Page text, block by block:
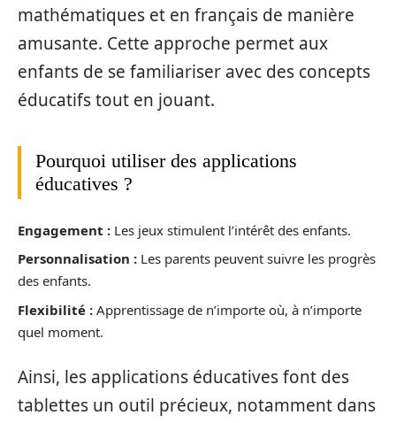
mathématiques et en français de manière
amusante. Cette approche permet aux
enfants de se familiariser avec des concepts
éducatifs tout en jouant.
Pourquoi utiliser des applications
éducatives ?
Engagement : Les jeux stimulent l’intérêt des enfants.
Personnalisation : Les parents peuvent suivre les progrès
des enfants.
Flexibilité : Apprentissage de n’importe où, à n’importe
quel moment.
Ainsi, les applications éducatives font des
tablettes un outil précieux, notamment dans